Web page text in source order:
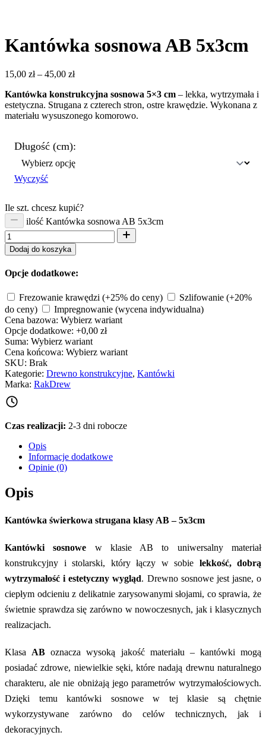
Kantówka sosnowa AB 5x3cm
15,00 zł– 45,00 zł
Kantówka konstrukcyjna sosnowa 5×3 cm – lekka, wytrzymała i
estetyczna. Strugana z czterech stron, ostre krawędzie. Wykonana z
materiału wysuszonego komorowo.
Długość (cm):
Wyczyść
Ile szt. chcesz kupić?
ilość Kantówka sosnowa AB 5x3cm
Dodaj do koszyka
Opcje dodatkowe:
Frezowanie krawędzi (+25% do ceny) Szlifowanie (+20%
do ceny)
Impregnowanie (wycena indywidualna)
Cena bazowa: Wybierz wariant
Opcje dodatkowe: +0,00 zł
Suma: Wybierz wariant
Cena końcowa: Wybierz wariant
SKU: Brak
Kategorie: Drewno konstrukcyjne, Kantówki
Marka: RakDrew
Czas realizacji: 2-3 dni robocze
Opis
Informacje dodatkowe
Opinie (0)
Opis
Kantówka świerkowa strugana klasy AB – 5x3cm
Kantówki sosnowe w klasie AB to uniwersalny materiał
konstrukcyjny i stolarski, który łączy w sobie lekkość, dobrą
wytrzymałość i estetyczny wygląd. Drewno sosnowe jest jasne, o
ciepłym odcieniu z delikatnie zarysowanymi słojami, co sprawia, że
świetnie sprawdza się zarówno w nowoczesnych, jak i klasycznych
realizacjach.
Klasa AB oznacza wysoką jakość materiału – kantówki mogą
posiadać zdrowe, niewielkie sęki, które nadają drewnu naturalnego
charakteru, ale nie obniżają jego parametrów wytrzymałościowych.
Dzięki temu kantówki sosnowe w tej klasie są chętnie
wykorzystywane zarówno do celów technicznych, jak i
dekoracyjnych.